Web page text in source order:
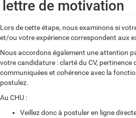
lettre de motivation
Lors de cette étape, nous examinons si
et/ou votre expérience correspondent aux
Nous accordons également une attention
votre candidature : clarté du CV, pertinence
communiquées et cohérence avec la
postulez.
Au CHU :
Veillez donc à postuler en ligne